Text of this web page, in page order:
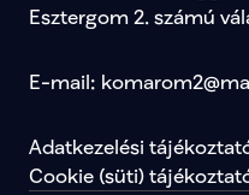
Esztergom 2. számú
E-mail:
Adatkezelési
Cookie (süti)